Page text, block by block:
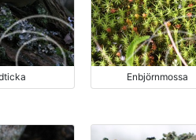
Enbjörnmossa